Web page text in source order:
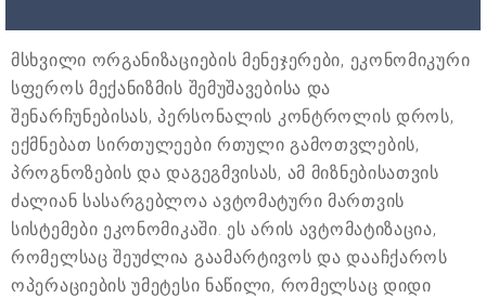
მსხვილი ორგანიზაციების მენეჯერები, ეკონომიკური
სფეროს მექანიზმის შემუშავებისა და
შენარჩუნებისას, პერსონალის კონტროლის დროს,
ექმნებათ სირთულეები რთული გამოთვლების,
პროგნოზების და დაგეგმვისას, ამ მიზნებისათვის
ძალიან სასარგებლოა ავტომატური მართვის
სისტემები ეკონომიკაში. ეს არის ავტომატიზაცია,
რომელსაც შეუძლია გაამარტივოს და დააჩქაროს
ოპერაციების უმეტესი ნაწილი, რომელსაც დიდი